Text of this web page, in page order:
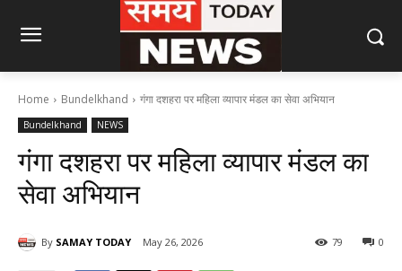
Home Bundelkhand गंगा दशहरा पर महिला व्यापार मंडल का सेवा अभियान
Bundelkhand NEWS
गंगा दशहरा पर महिला व्यापार मंडल का
सेवा अभियान
By SAMAY TODAY May 26, 2026 0
79